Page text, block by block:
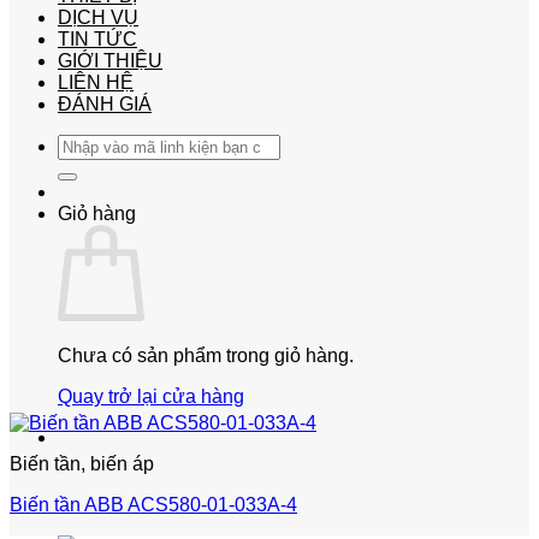
DỊCH VỤ
TIN TỨC
GIỚI THIỆU
LIÊN HỆ
ĐÁNH GIÁ
Tìm
kiếm:
Giỏ hàng
Chưa có sản phẩm trong giỏ hàng.
Quay trở lại cửa hàng
Biến tần, biến áp
Biến tần ABB ACS580-01-033A-4